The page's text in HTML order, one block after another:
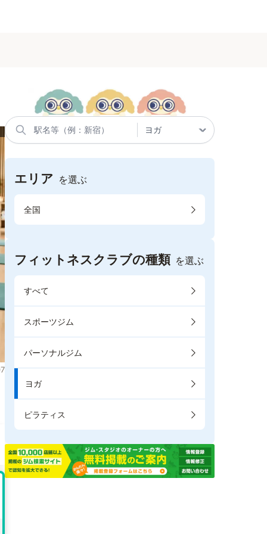
エリア を選ぶ
全国
フィットネスクラブの種類 を選ぶ
すべて
スポーツジム
パーソナルジム
ヨガ
ピラティス